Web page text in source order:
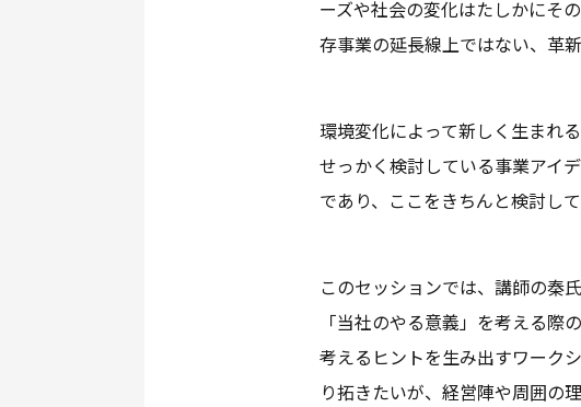
ーズや社会の変化はたしかにそ
存事業の延長線上ではない、革
環境変化によって新しく生まれ
せっかく検討している事業アイ
であり、ここをきちんと検討し
このセッションでは、講師の秦
「当社のやる意義」を考える
考えるヒントを生み出すワーク
り拓きたいが、経営陣や周囲の